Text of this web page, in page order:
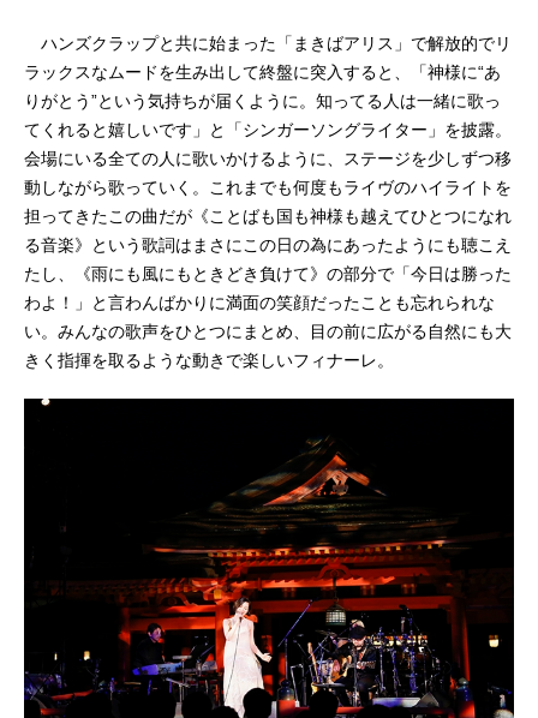
ハンズクラップと共に始まった「まきばアリス」で解放的でリ
ラックスなムードを生み出して終盤に突入すると、「神様に“あ
りがとう”という気持ちが届くように。知ってる人は一緒に歌っ
てくれると嬉しいです」と「シンガーソングライター」を披露。
会場にいる全ての人に歌いかけるように、ステージを少しずつ移
動しながら歌っていく。これまでも何度もライヴのハイライトを
担ってきたこの曲だが《ことばも国も神様も越えてひとつになれ
る音楽》という歌詞はまさにこの日の為にあったようにも聴こえ
たし、《雨にも風にもときどき負けて》の部分で「今日は勝った
わよ！」と言わんばかりに満面の笑顔だったことも忘れられな
い。みんなの歌声をひとつにまとめ、目の前に広がる自然にも大
きく指揮を取るような動きで楽しいフィナーレ。